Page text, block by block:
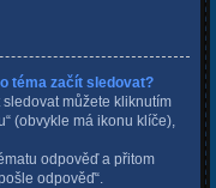
téma začít sledovat?
můžete kliknutím
(obvykle má ikonu klíče),
odpověď a přitom
odpověď“.